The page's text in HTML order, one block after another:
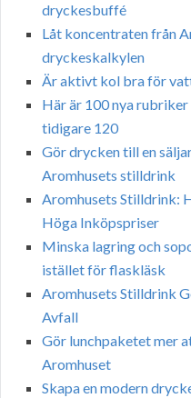
dryckesbuffé
Låt koncentraten från
dryckeskalkylen
Är aktivt kol bra för
Här är 100 nya
tidigare 120
Gör drycken till en
Aromhusets stilldrink
Aromhusets Stilldrink:
Höga Inköpspriser
Minska lagring och
istället för flaskläsk
Aromhusets Stilldrink
Avfall
Gör lunchpaketet mer
Aromhuset
Skapa en modern